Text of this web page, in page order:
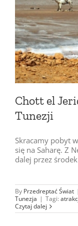
Chott el
Tunezji
Skracamy pobyt
się na Saharę. Z
dalej przez
By Przedreptać Świat
Tunezja | Tagi:
Czytaj dalej